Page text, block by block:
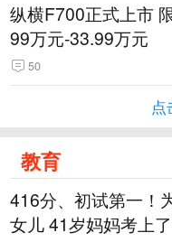
纵横F700正式上市
99万元-33.99万元
50
点
教育
416分、初试第一！
女儿 41岁妈妈考上